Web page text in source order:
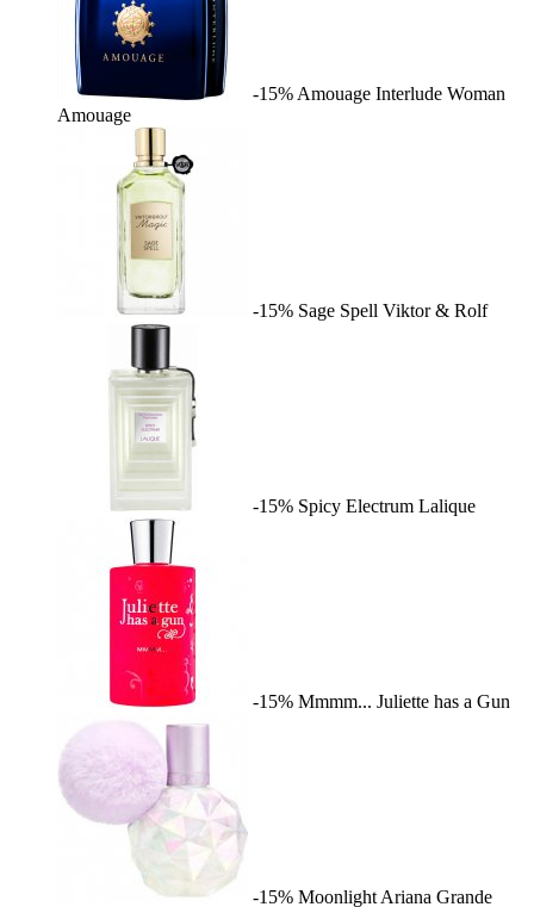
-15% Amouage Interlude Woman
Amouage
-15% Sage Spell Viktor & Rolf
-15% Spicy Electrum Lalique
-15% Mmmm... Juliette has a Gun
-15% Moonlight Ariana Grande